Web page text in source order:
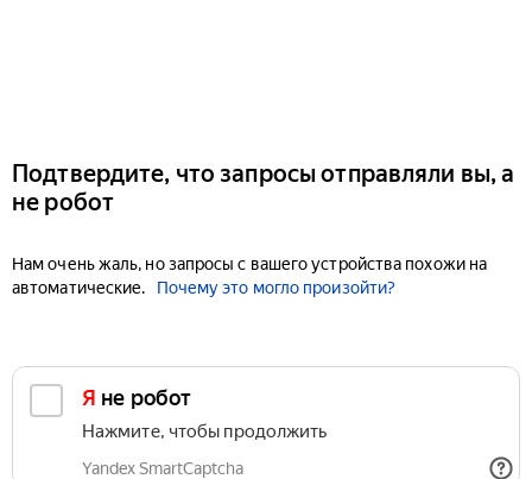
Подтвердите, что запросы отправляли вы, а
не робот
Нам очень жаль, но запросы с вашего устройства похожи на
автоматические.
Почему это могло произойти?
Я не робот
Нажмите, чтобы продолжить
Yandex SmartCaptcha